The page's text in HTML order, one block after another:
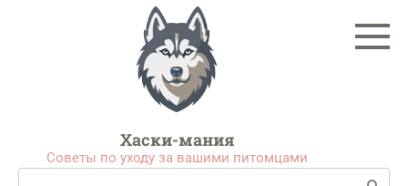
Хаски-мания
Советы по уходу за вашими питомцами
Поиск: